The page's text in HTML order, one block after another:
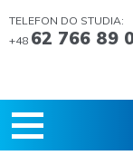
TELEFON DO STUDIA:
+48 62 766 89